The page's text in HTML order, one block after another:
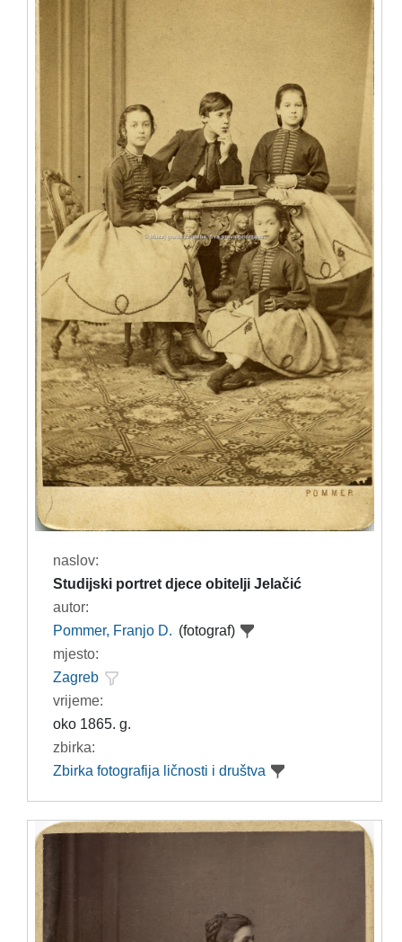
naslov:
Studijski portret djece obitelji Jelačić
autor:
Pommer, Franjo D. (fotograf)
mjesto:
Zagreb
vrijeme:
oko 1865. g.
zbirka:
Zbirka fotografija ličnosti i društva